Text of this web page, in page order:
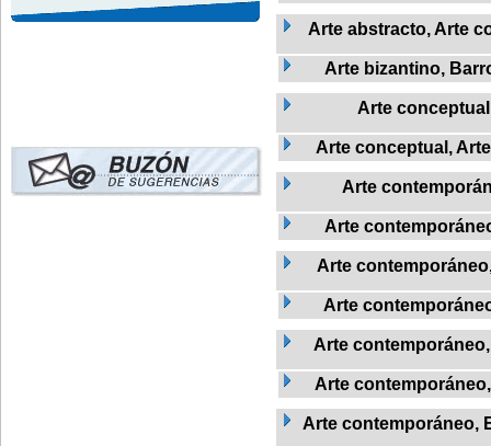
Arte abstracto, Arte
Arte bizantino,
Arte conceptual
Arte conceptual,
Arte
Arte
Arte
Arte
Arte
Arte
Arte contemporáneo,